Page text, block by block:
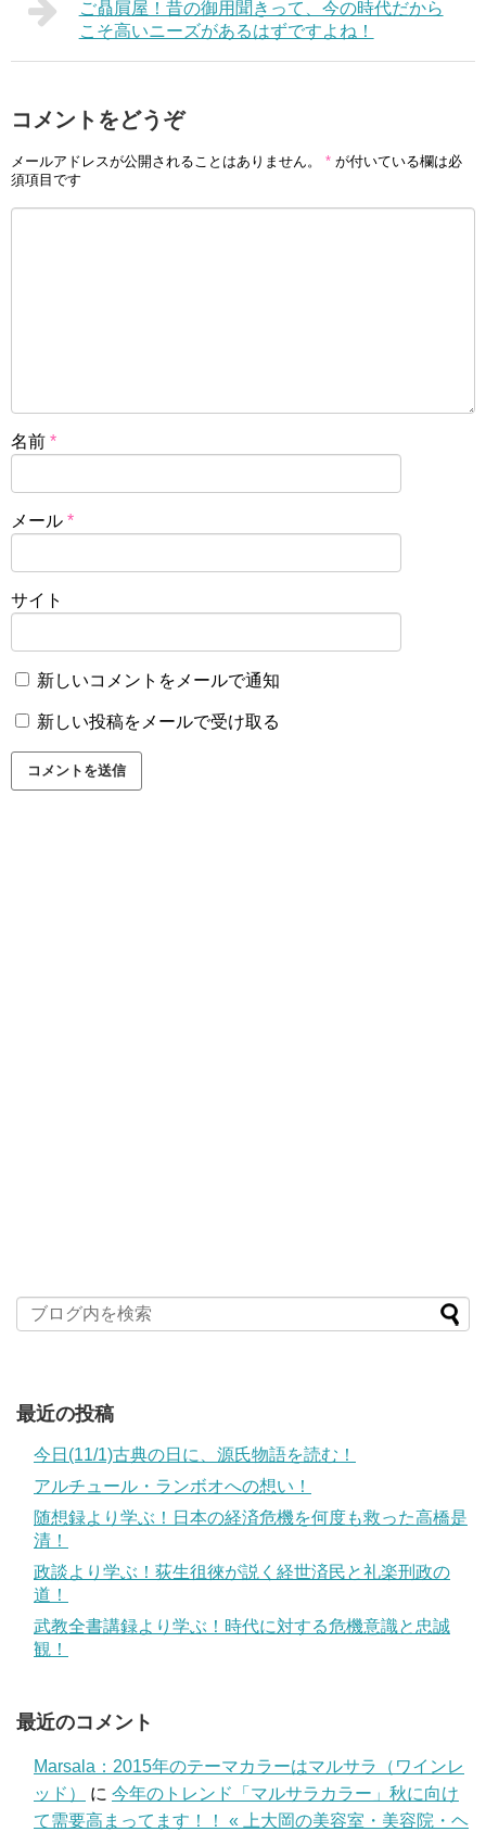
ご贔屓屋！昔の御用聞きって、今の時代だから
こそ高いニーズがあるはずですよね！
コメントをどうぞ
メールアドレスが公開されることはありません。 * が付いている欄は必
須項目です
名前 *
メール *
サイト
新しいコメントをメールで通知
新しい投稿をメールで受け取る
最近の投稿
今日(11/1)古典の日に、源氏物語を読む！
アルチュール・ランボオへの想い！
随想録より学ぶ！日本の経済危機を何度も救った高橋是
清！
政談より学ぶ！荻生徂徠が説く経世済民と礼楽刑政の
道！
武教全書講録より学ぶ！時代に対する危機意識と忠誠
観！
最近のコメント
Marsala：2015年のテーマカラーはマルサラ（ワインレ
ッド）
に 今年のトレンド「マルサラカラー」秋に向け
て需要高まってます！！ « 上大岡の美容室・美容院・ヘ